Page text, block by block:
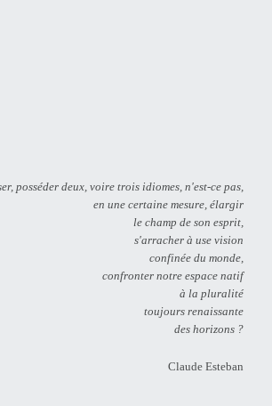
posséder deux, voire trois idiomes, n'est-ce pas,
en une certaine mesure, élargir
le champ de son esprit,
s'arracher à use vision
confinée du monde,
confronter notre espace natif
à la pluralité
toujours renaissante
des horizons ?
Claude Esteban